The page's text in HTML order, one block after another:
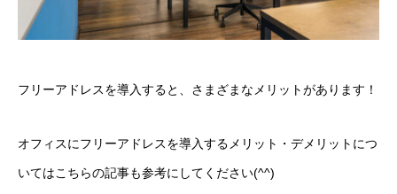
フリーアドレスを導入すると、さまざまなメリットがあります！
オフィスにフリーアドレスを導入するメリット・デメリットにつ
いてはこちらの記事も参考にしてください(^^)